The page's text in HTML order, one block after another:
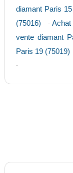
diamant Paris
(75016)
-Achat
vente diamant
Paris 19 (75019)
-